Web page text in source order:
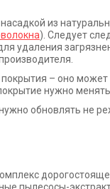
из
). Следует
удаления
– оно
нужно
обновлять не